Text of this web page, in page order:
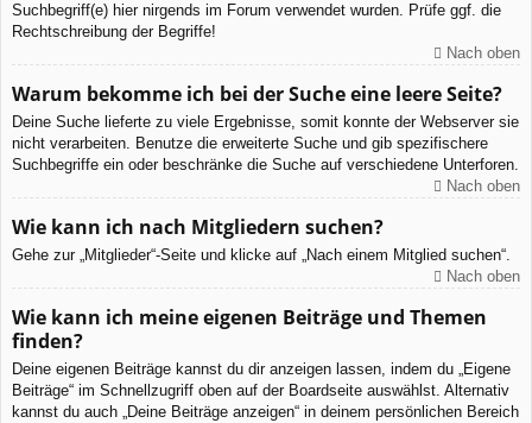
Suchbegriff(e) hier nirgends im Forum verwendet wurden. Prüfe ggf. die
Rechtschreibung der Begriffe!
Nach oben
Warum bekomme ich bei der Suche eine leere Seite?
Deine Suche lieferte zu viele Ergebnisse, somit konnte der Webserver sie
nicht verarbeiten. Benutze die erweiterte Suche und gib spezifischere
Suchbegriffe ein oder beschränke die Suche auf verschiedene Unterforen.
Nach oben
Wie kann ich nach Mitgliedern suchen?
Gehe zur „Mitglieder“-Seite und klicke auf „Nach einem Mitglied suchen“.
Nach oben
Wie kann ich meine eigenen Beiträge und Themen
finden?
Deine eigenen Beiträge kannst du dir anzeigen lassen, indem du „Eigene
Beiträge“ im Schnellzugriff oben auf der Boardseite auswählst. Alternativ
kannst du auch „Deine Beiträge anzeigen“ in deinem persönlichen Bereich